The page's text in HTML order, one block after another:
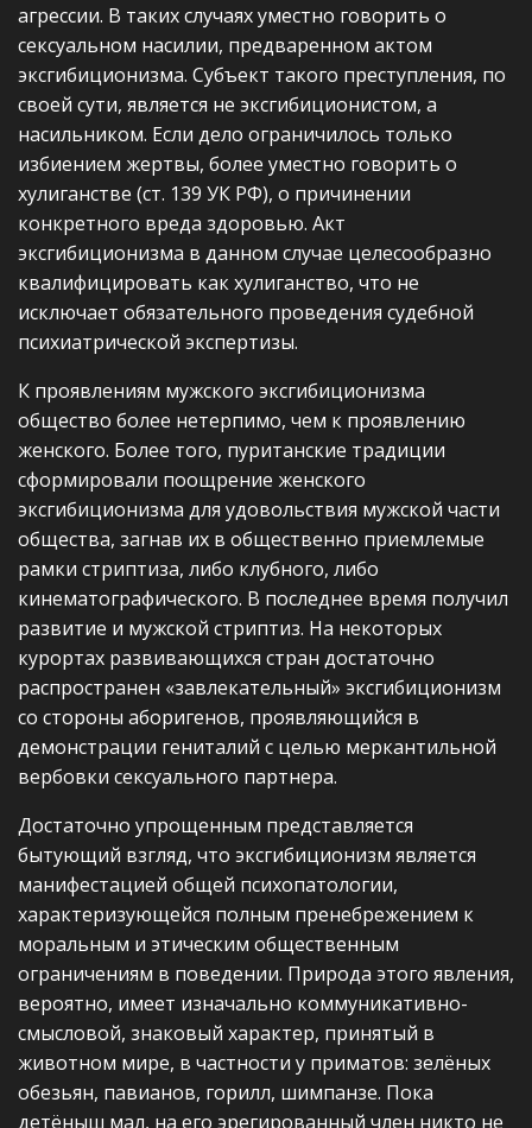
агрессии. В таких случаях уместно говорить о
сексуальном насилии, предваренном актом
эксгибиционизма. Субъект такого преступления, по
своей сути, является не эксгибиционистом, а
насильником. Если дело ограничилось только
избиением жертвы, более уместно говорить о
хулиганстве (ст. 139 УК РФ), о причинении
конкретного вреда здоровью. Акт
эксгибиционизма в данном случае целесообразно
квалифицировать как хулиганство, что не
исключает обязательного проведения судебной
психиатрической экспертизы.
К проявлениям мужского эксгибиционизма
общество более нетерпимо, чем к проявлению
женского. Более того, пуританские традиции
сформировали поощрение женского
эксгибиционизма для удовольствия мужской части
общества, загнав их в общественно приемлемые
рамки стриптиза, либо клубного, либо
кинематографического. В последнее время получил
развитие и мужской стриптиз. На некоторых
курортах развивающихся стран достаточно
распространен «завлекательный» эксгибиционизм
со стороны аборигенов, проявляющийся в
демонстрации гениталий с целью меркантильной
вербовки сексуального партнера.
Достаточно упрощенным представляется
бытующий взгляд, что эксгибиционизм является
манифестацией общей психопатологии,
характеризующейся полным пренебрежением к
моральным и этическим общественным
ограничениям в поведении. Природа этого явления,
вероятно, имеет изначально коммуникативно-
смысловой, знаковый характер, принятый в
животном мире, в частности у приматов: зелёных
обезьян, павианов, горилл, шимпанзе. Пока
детёныш мал, на его эрегированный член никто не